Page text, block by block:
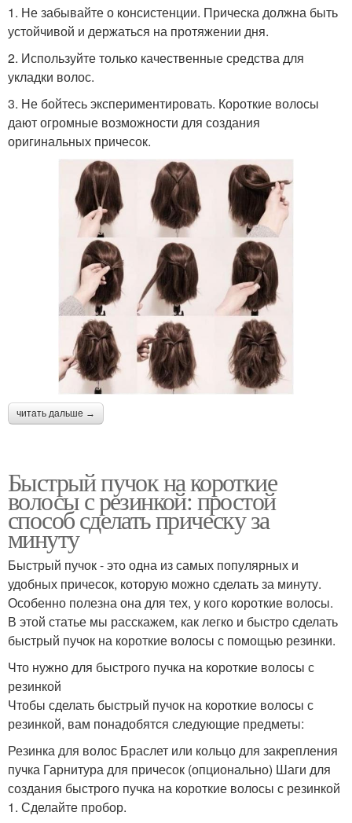
1. Не забывайте о консистенции. Прическа должна быть
устойчивой и держаться на протяжении дня.
2. Используйте только качественные средства для
укладки волос.
3. Не бойтесь экспериментировать. Короткие волосы
дают огромные возможности для создания
оригинальных причесок.
читать дальше →
Быстрый пучок на короткие
волосы с резинкой: простой
способ сделать прическу за
минуту
Быстрый пучок - это одна из самых популярных и
удобных причесок, которую можно сделать за минуту.
Особенно полезна она для тех, у кого короткие волосы.
В этой статье мы расскажем, как легко и быстро сделать
быстрый пучок на короткие волосы с помощью резинки.
Что нужно для быстрого пучка на короткие волосы с
резинкой
Чтобы сделать быстрый пучок на короткие волосы с
резинкой, вам понадобятся следующие предметы:
Резинка для волос Браслет или кольцо для закрепления
пучка Гарнитура для причесок (опционально) Шаги для
создания быстрого пучка на короткие волосы с резинкой
1. Сделайте пробор.